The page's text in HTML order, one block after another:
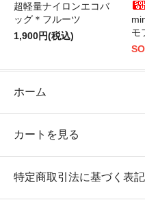
超軽量ナイロンエコバ
ッグ＊フルーツ
1,900円(税込)
モ
ホーム
カートを見る
特定商取引法に基づく表記